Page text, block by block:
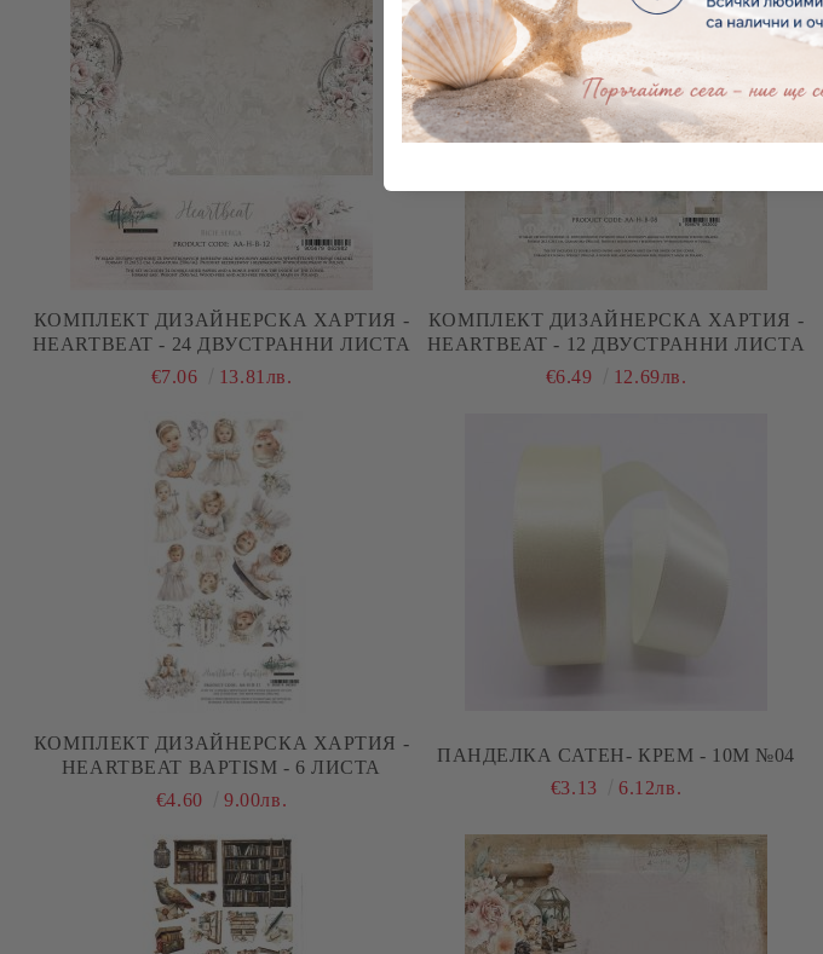
КОМПЛЕКТ ДИЗАЙНЕРСКА ХАРТИЯ -
HEARTBEAT - 24 ДВУСТРАННИ ЛИСТА
€7.06
13.81лв.
КОМПЛЕКТ ДИЗАЙНЕРСКА ХАРТИЯ -
HEARTBEAT - 12 ДВУСТРАННИ ЛИСТА
€6.49
12.69лв.
КОМПЛЕКТ ДИЗАЙНЕРСКА ХАРТИЯ -
HEARTBEAT BAPTISM - 6 ЛИСТА
€4.60
9.00лв.
ПАНДЕЛКА САТЕН- КРЕМ - 10М №04
€3.13
6.12лв.